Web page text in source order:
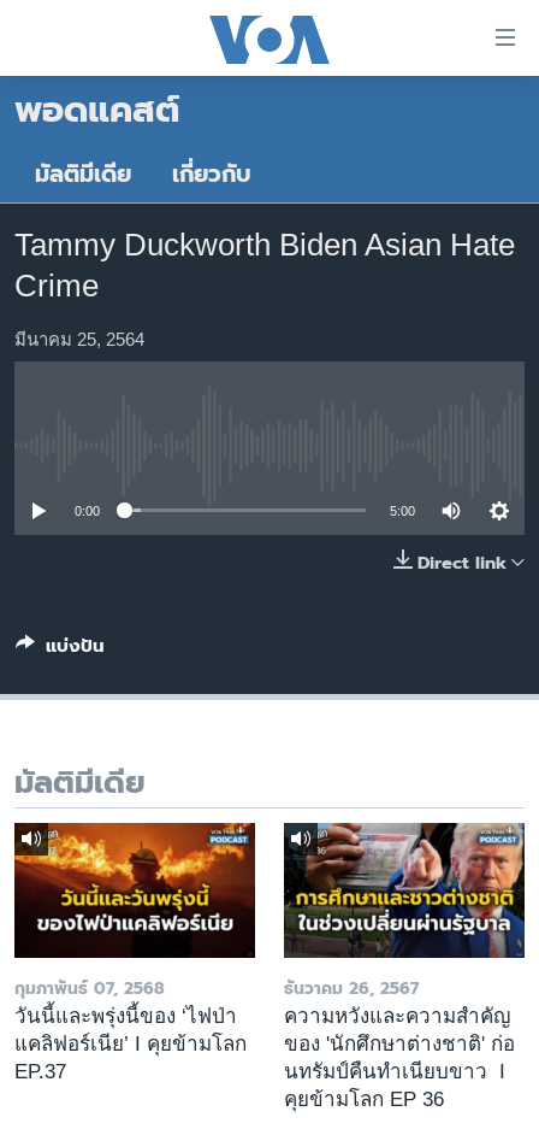
ต่อ
เนื้อหา
ข้าม
ไป
หลัก
ค้นหา
หน้าหลัก
โลก
เอเชีย
สหรัฐฯ
ไทย
ธุรกิจ
ตรวจสอบข่าว
เลือกภาษา
พอดแคสต์
มัลติมีเดีย เกี่ยวกับ
Tammy Duckworth Biden Asian Hate
Crime
มีนาคม 25, 2564
0:00 5:00
Direct link
แบ่งปัน
มัลติมีเดีย
กุมภาพันธ์ 07, 2568
วันนี้และพรุ่งนี้ของ ‘ไฟป่า
แคลิฟอร์เนีย’ I คุยข้ามโลก
EP.37
ธันวาคม 26, 2567
ความหวังและความสำคัญ
ของ 'นักศึกษาต่างชาติ' ก่อ
นทรัมป์คืนทำเนียบขาว I
คุยข้ามโลก EP 36